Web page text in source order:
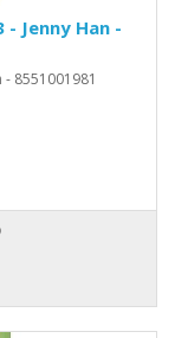
- Jenny Han -
- 8551001981